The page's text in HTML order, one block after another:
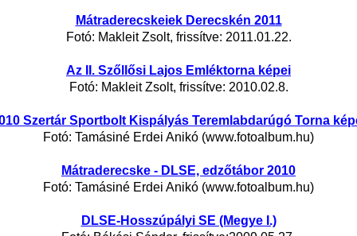
Mátraderecskeiek Derecskén 2011
Fotó: Makleit Zsolt, frissítve: 2011.01.22.
Az II. Szőllősi Lajos Emléktorna képei
Fotó: Makleit Zsolt, frissítve: 2010.02.8.
Szertár Sportbolt Kispályás Teremlabdarúgó Torna
Fotó: Tamásiné Erdei Anikó (www.fotoalbum.hu)
Mátraderecske - DLSE, edzőtábor 2010
Fotó: Tamásiné Erdei Anikó (www.fotoalbum.hu)
DLSE-Hosszúpályi SE (Megye I.)